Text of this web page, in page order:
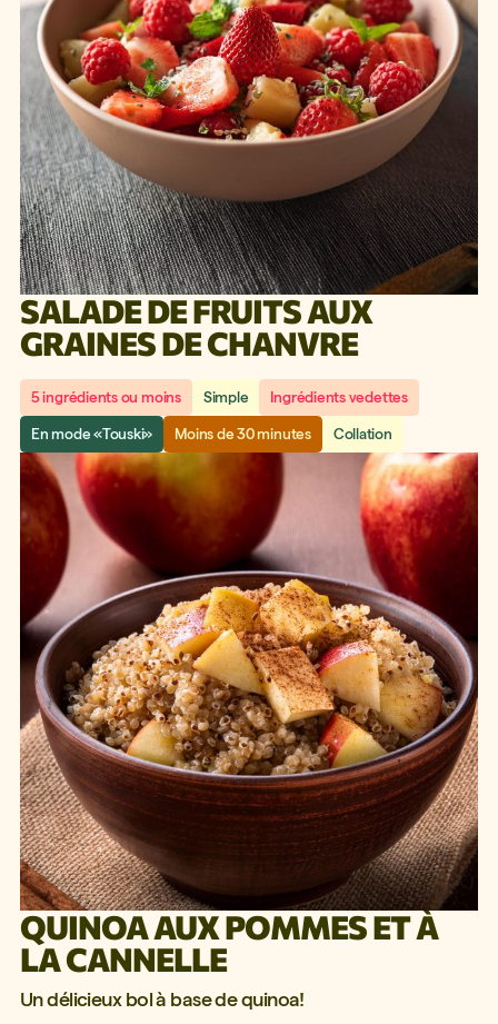
SALADE DE FRUITS AUX
GRAINES DE CHANVRE
5 ingrédients ou moins Simple Ingrédients vedettes
En mode «Touski» Moins de 30 minutes Collation
QUINOA AUX POMMES ET À
LA CANNELLE
Un délicieux bol à base de quinoa!